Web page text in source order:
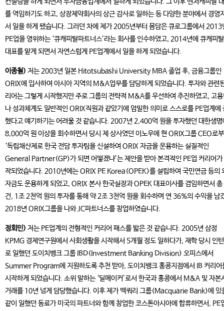
컨설팅을 하게 되면서 투자금융업계에서 일하게 되었습니다. 그 이후 벤처캐피탈
를 역임하기도 하고, 상장제약회사의 상근 감사로 일하는 등 다양한 분야에서 경영
서 일을 하게 됐습니다. 그러던 차에 제가 2005년부터 몸담은 큐로그룹에서 2013
PE업을 영위하는 ‘큐캐피탈파트너스’라는 회사를 인수하였고, 2014년에 큐캐피
대표를 맡게 되면서 자연스럽게 PE업계에서 일을 하게 되었습니다.
이종철) 저는 2003년 일본 Hitotsubashi University MBA 졸업 후, 금융그룹인
ORIX에 입사하여 아시아 지역의 M&A업무를 담당하게 되었습니다. 투자와 관련
리어는 그렇게 시작했지만 주로 그룹의 전략적 M&A를 우선하여 추진하였고, 고
나 성과체계도 일반적인 ORIX직원과 같았기에 엄밀한 의미로 스스로를 PE업계에
했다고 얘기하기는 어려울 것 같습니다. 2007년 2,400억 원을 투자했던 대한생명
8,000억 원 이상을 회수하면서 당시 제 상사였던 이노우에 현 ORIX그룹 CEO로
‘독립채산제로 한국 전담 투자팀을 신설하여 ORIX 자금을 운용하는 실질적인
General Partner(GP)가 되면 어떻겠냐’는 제안을 받아 본격적인 PE업 커리어가
작되었습니다. 2010년에는 ORIX PE Korea(OPEK)를 설립하여 국민연금 등의
자금도 운용하게 되었고, ORIX 본사 한국실장과 OPEK 대표이사를 겸임하면서
건, 1조 2천억 원의 투자를 통해 약 2조 3천억 원을 회수하며 연 36%의 수익을 남
2018년 ORIX그룹을 나와 JC파트너스를 창업하였습니다.
정회민) 저는 PE업계의 전형적인 커리어 패스를 밟은 것 같습니다. 2005년 삼정
KPMG 경제연구원에서 사회생활을 시작해서 5개월 정도 일하다가, 재학 당시 인
로 일했던 도이치뱅크 그룹 IBD(Investment Banking Division) 오피스에서
Summer Program에 지원하도록 추천 받아, 도이치뱅크 홍콩지점에서 IB 커리어
시작하게 되었습니다. 소위 말하는 ‘딜메이커’로서 한국과 홍콩에서 M&A 및 자본
거래를 10년 넘게 담당했습니다. 이후 제가 맥쿼리 그룹(Macquarie Bank)에 있
같이 일했던 동료가 미국의 파트너와 함께 창업한 코스톤아시아에 합류하면서, PE